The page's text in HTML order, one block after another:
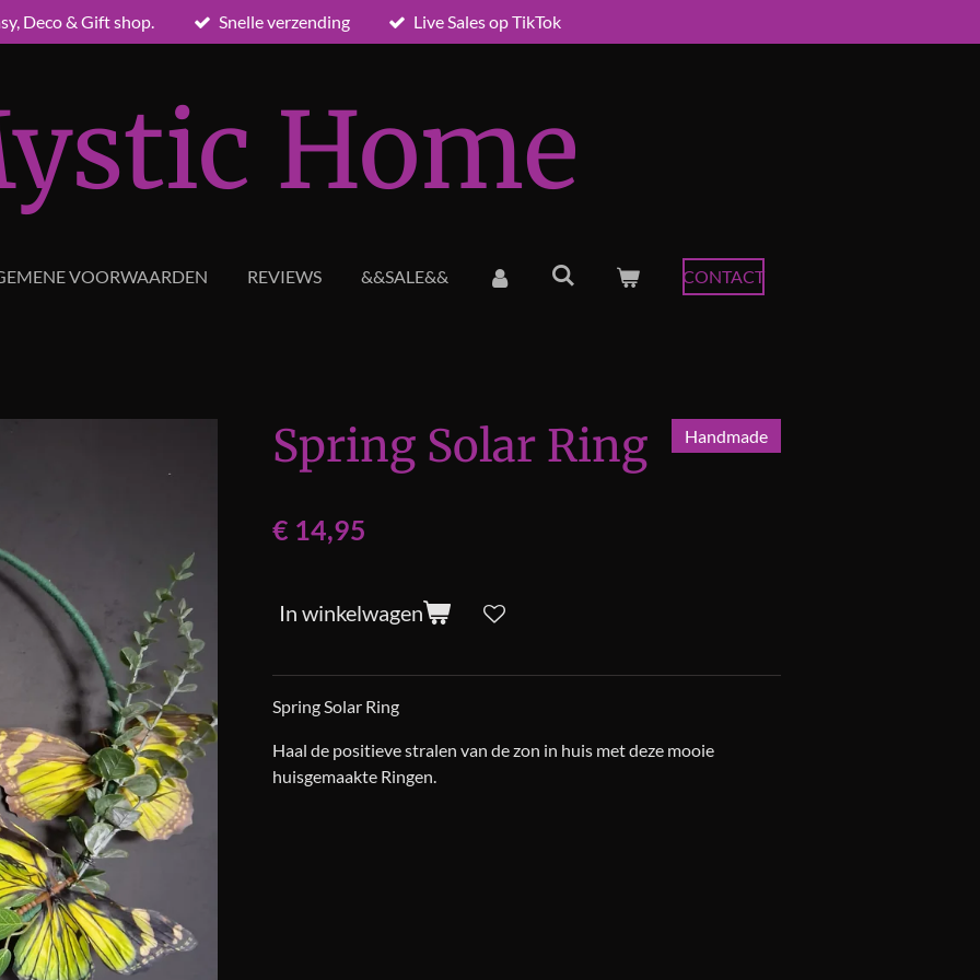
Deco & Gift shop. Snelle verzending Live Sales op TikTok
Home
VOORWAARDEN REVIEWS &&SALE&& CONTACT
Spring Solar Ring Handmade
€ 14,95
In winkelwagen
Spring Solar Ring
Haal de positieve stralen van de zon in huis met deze mooie
huisgemaakte Ringen.